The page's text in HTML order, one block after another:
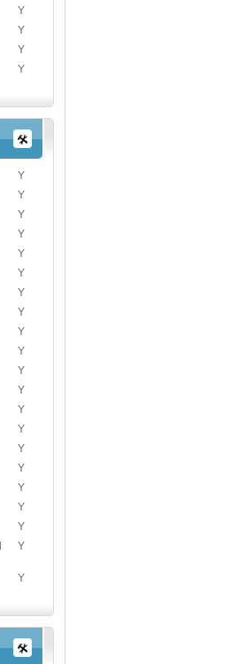
Y
Y
Y
Y
Y
Y
Y
Y
Y
Y
Y
Y
Y
Y
Y
Y
Y
Y
Y
Y
Y
Y
Y
Y
Y